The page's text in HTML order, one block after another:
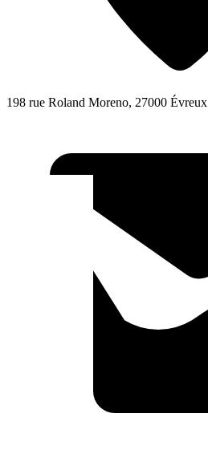
198 rue Roland Moreno, 27000 Évreux